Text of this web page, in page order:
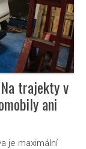
trajekty v
ani
je maximální